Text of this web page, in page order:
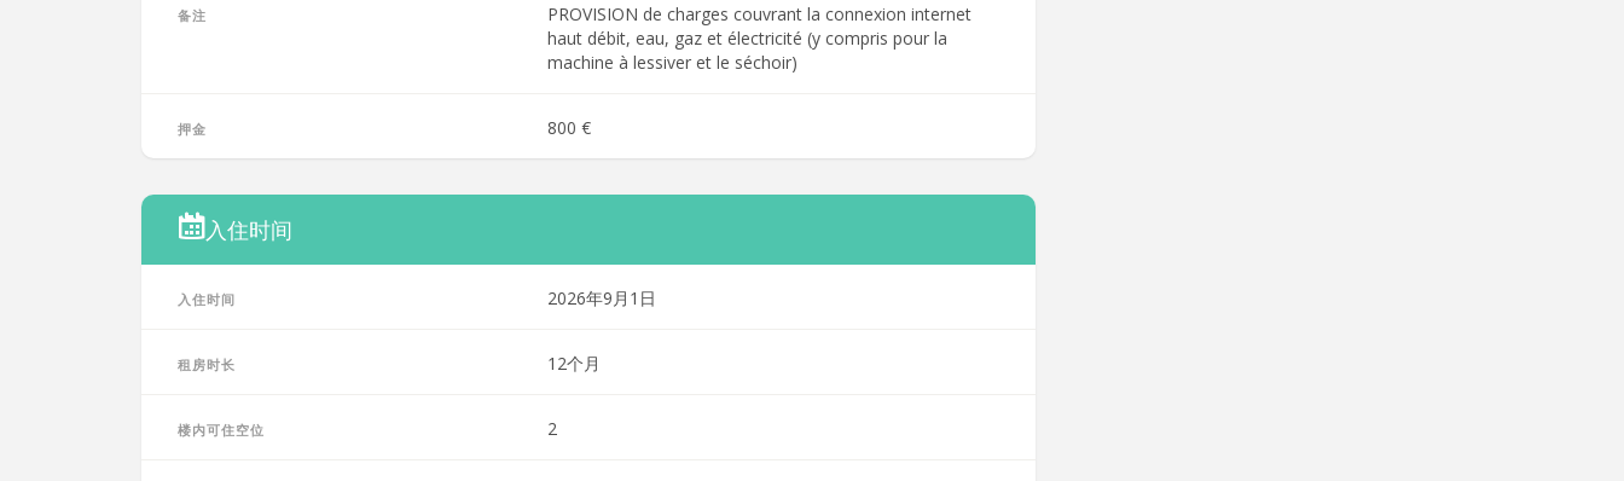
备注
PROVISION de charges couvrant la connexion internet
haut débit, eau, gaz et électricité (y compris pour la
machine à lessiver et le séchoir)
押金 800 €
入住时间
入住时间 2026年9月1日
租房时长 12个月
楼内可住空位 2